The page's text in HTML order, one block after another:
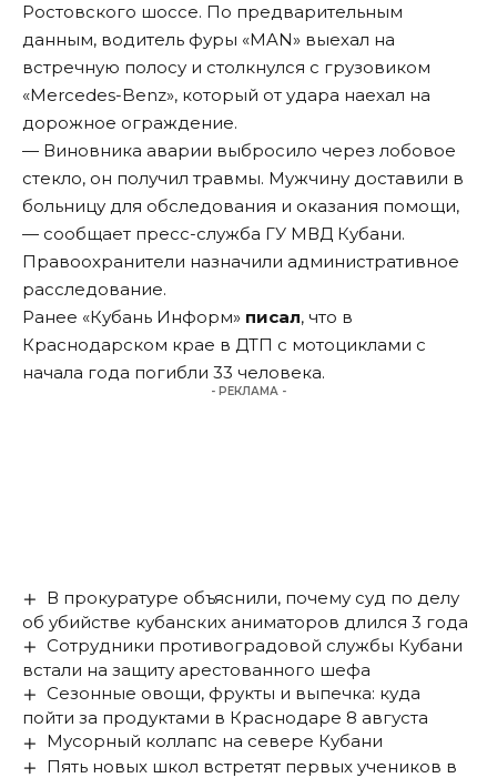
Ростовского шоссе. По предварительным
данным, водитель фуры «MAN» выехал на
встречную полосу и столкнулся с грузовиком
«Mercedes-Benz», который от удара наехал на
дорожное ограждение.
— Виновника аварии выбросило через лобовое
стекло, он получил травмы. Мужчину доставили в
больницу для обследования и оказания помощи,
— сообщает пресс-служба ГУ МВД Кубани.
Правоохранители назначили административное
расследование.
Ранее «Кубань Информ» писал, что в
Краснодарском крае в ДТП с мотоциклами с
начала года погибли 33 человека.
- РЕКЛАМА -
В прокуратуре объяснили, почему суд по делу
об убийстве кубанских аниматоров длился 3 года
Сотрудники противоградовой службы Кубани
встали на защиту арестованного шефа
Сезонные овощи, фрукты и выпечка: куда
пойти за продуктами в Краснодаре 8 августа
Мусорный коллапс на севере Кубани
Пять новых школ встретят первых учеников в